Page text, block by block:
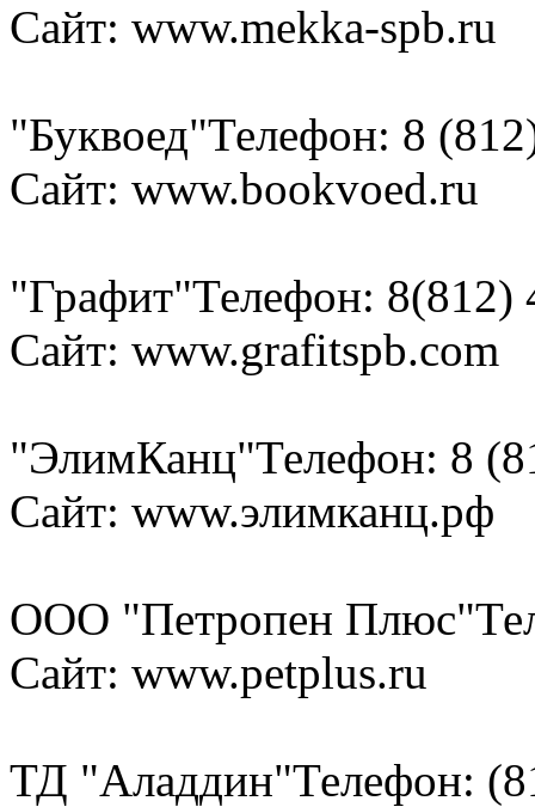
Сайт: www.mekka-spb.ru
"Буквоед"Телефон: 8
Сайт: www.bookvoed.ru
"Графит"Телефон: 8(812)
Сайт: www.grafitspb.com
"ЭлимКанц"Телефон: 8
Сайт: www.элимканц.рф
ООО "Петропен Плюс"
Сайт: www.petplus.ru
ТД "Аладдин"Телефон: